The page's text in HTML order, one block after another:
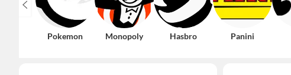
Pokemon Monopoly Hasbro Panini